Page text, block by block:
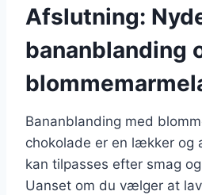
Afslutning:
bananblanding
Bananblanding med
chokolade er en lækker og
kan tilpasses efter smag
Uanset om du vælger at